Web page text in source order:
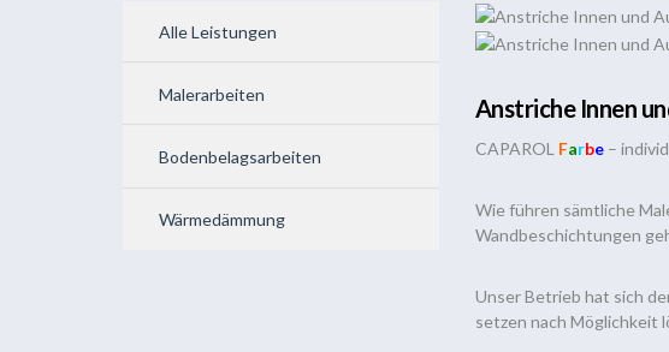
Anstriche Innen
CAPAROL Farbe –
Wie führen sämtliche
Wandbeschichtungen
Unser Betrieb hat sich
setzen nach Möglichkeit
Alle Leistungen
Malerarbeiten
Bodenbelagsarbeiten
Wärmedämmung